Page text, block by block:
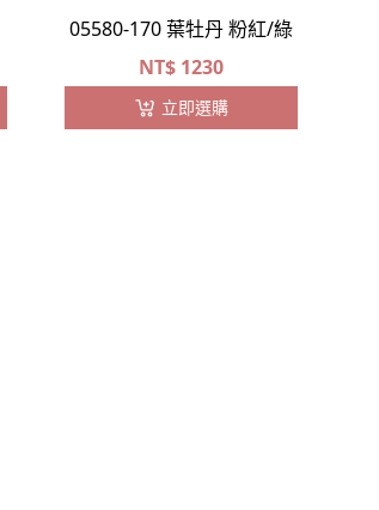
05580-170 葉牡丹 粉紅/綠
NT$1230
立即選購